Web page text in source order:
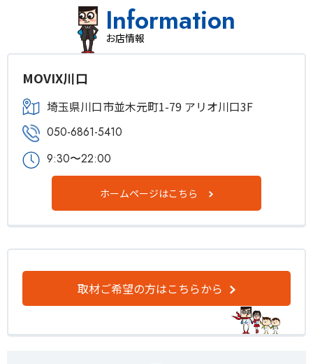
Information
お店情報
MOVIX川口
埼玉県川口市並木元町1-79 アリオ川口3F
050-6861-5410
9:30〜22:00
ホームページはこちら
取材ご希望の方はこちらから